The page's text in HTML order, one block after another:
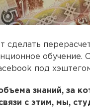
обучение.
под
знаний, за
с этим, мы,